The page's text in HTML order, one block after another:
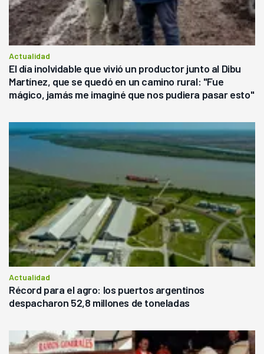
Actualidad
El día inolvidable que vivió un productor junto al Dibu
Martínez, que se quedó en un camino rural: "Fue
mágico, jamás me imaginé que nos pudiera pasar esto"
Actualidad
Récord para el agro: los puertos argentinos
despacharon 52,8 millones de toneladas